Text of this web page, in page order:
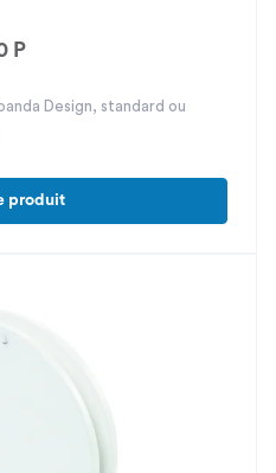
P
Design, standard ou
produit